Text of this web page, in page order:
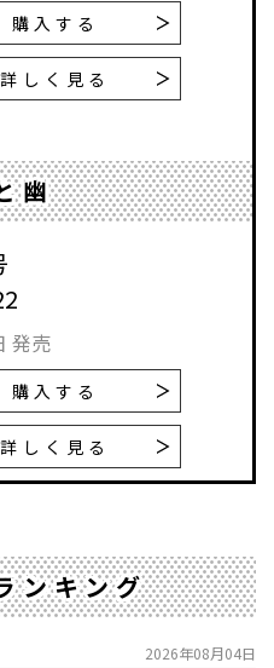
購入する
詳しく見る
幽
発売
購入する
詳しく見る
ンキング
2026年08月04日